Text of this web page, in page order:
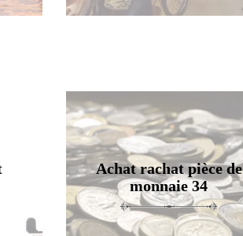
Achat rachat pièce de
monnaie 34